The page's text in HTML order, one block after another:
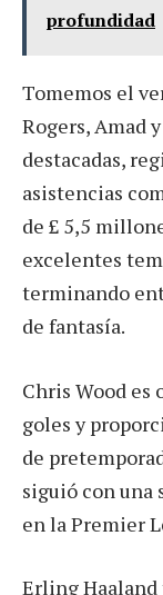
profundidad
Tomemos el
Rogers, Amad
destacadas,
asistencias
de £ 5,5
excelentes
terminando
de fantasía.
Chris Wood es
goles y
de
siguió con una
en la Premier
Erling